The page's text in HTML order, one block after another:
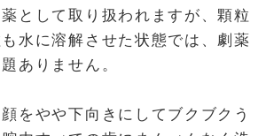
として取り扱われますが、顆粒
水に溶解させた状態では、劇薬
ありません。
をやや下向きにしてブクブクう